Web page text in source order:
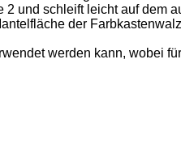
und schleift leicht auf dem
der
werden kann, wobei